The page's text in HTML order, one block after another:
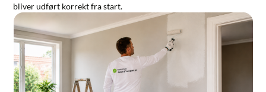
bliver udført korrekt fra start.